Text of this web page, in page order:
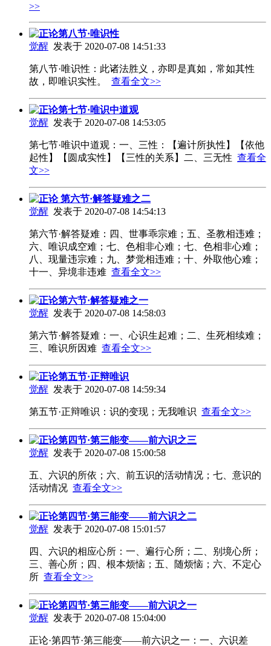
>>
正论第八节·唯识性
觉醒 发表于 2020-07-08 14:51:33
第八节·唯识性：此诸法胜义，亦即是真如，常如其性
故，即唯识实性。 查看全文>>
正论第七节·唯识中道观
觉醒 发表于 2020-07-08 14:53:05
第七节·唯识中道观：一、三性：【遍计所执性】【依他
起性】【圆成实性】【三性的关系】二、三无性 查看全
文>>
正论 第六节·解答疑难之二
觉醒 发表于 2020-07-08 14:54:13
第六节·解答疑难：四、世事乖宗难；五、圣教相违难；
六、唯识成空难；七、色相非心难；七、色相非心难；
八、现量违宗难；九、梦觉相违难；十、外取他心难；
十一、异境非违难 查看全文>>
正论第六节·解答疑难之一
觉醒 发表于 2020-07-08 14:58:03
第六节·解答疑难：一、心识生起难；二、生死相续难；
三、唯识所因难 查看全文>>
正论第五节·正辩唯识
觉醒 发表于 2020-07-08 14:59:34
第五节·正辩唯识：识的变现；无我唯识 查看全文>>
正论第四节·第三能变——前六识之三
觉醒 发表于 2020-07-08 15:00:58
五、六识的所依；六、前五识的活动情况；七、意识的
活动情况 查看全文>>
正论第四节·第三能变——前六识之二
觉醒 发表于 2020-07-08 15:01:57
四、六识的相应心所：一、遍行心所；二、别境心所；
三、善心所；四、根本烦恼；五、随烦恼；六、不定心
所 查看全文>>
正论第四节·第三能变——前六识之一
觉醒 发表于 2020-07-08 15:04:00
正论·第四节·第三能变——前六识之一：一、六识差